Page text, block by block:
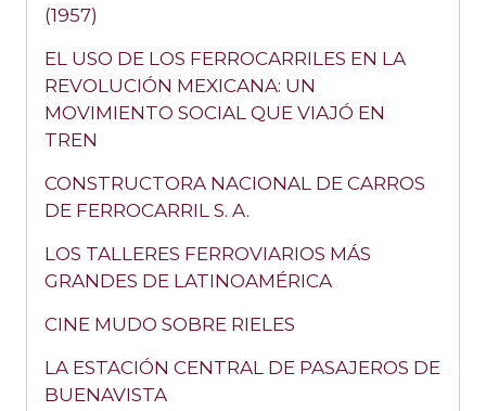
(1957)
EL USO DE LOS FERROCARRILES EN LA
REVOLUCIÓN MEXICANA: UN
MOVIMIENTO SOCIAL QUE VIAJÓ EN
TREN
CONSTRUCTORA NACIONAL DE CARROS
DE FERROCARRIL S. A.
LOS TALLERES FERROVIARIOS MÁS
GRANDES DE LATINOAMÉRICA
CINE MUDO SOBRE RIELES
LA ESTACIÓN CENTRAL DE PASAJEROS DE
BUENAVISTA